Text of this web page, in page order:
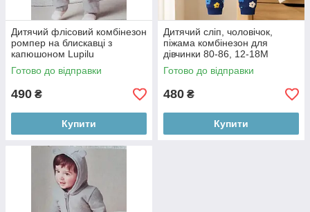
Дитячий флісовий комбінезон
ромпер на блискавці з
капюшоном Lupilu
Готово до відправки
490 ₴
Купити
Дитячий сліп, чоловічок,
піжама комбінезон для
дівчинки 80-86, 12-18M
Готово до відправки
480 ₴
Купити